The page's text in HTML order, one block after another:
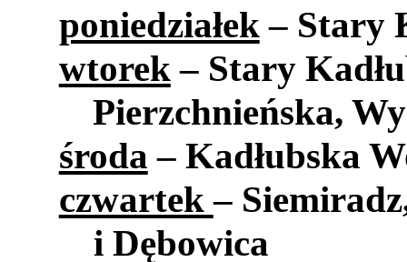
poniedziałek– Stary
wtorek– Stary
Pierzchnieńska,
środa – Kadłubska
czwartek–
i Dębowica